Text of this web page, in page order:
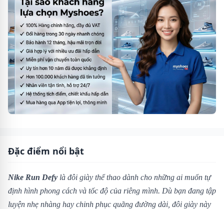
Đặc điểm nổi bật
Nike Run Defy là đôi giày thể thao dành cho những ai muốn tự
định hình phong cách và tốc độ của riêng mình. Dù bạn đang tập
luyện nhẹ nhàng hay chinh phục quãng đường dài, đôi giày này